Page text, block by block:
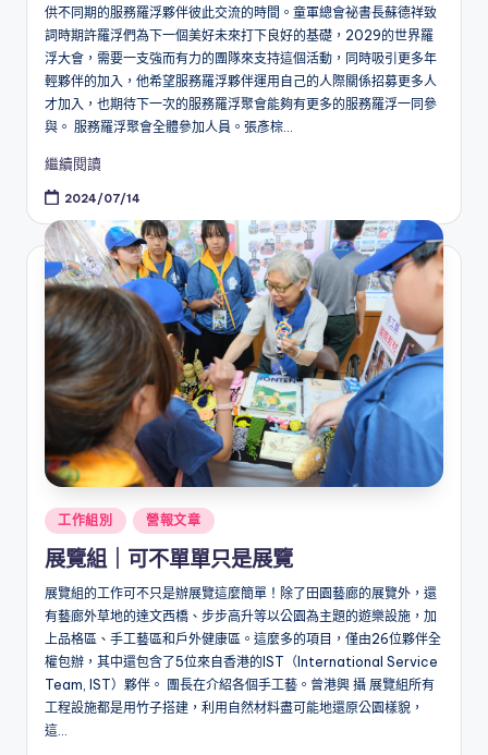
供不同期的服務羅浮夥伴彼此交流的時間。童軍總會祕書長蘇德祥致
詞時期許羅浮們為下一個美好未來打下良好的基礎，2029的世界羅
浮大會，需要一支強而有力的團隊來支持這個活動，同時吸引更多年
輕夥伴的加入，他希望服務羅浮夥伴運用自己的人際關係招募更多人
才加入，也期待下一次的服務羅浮聚會能夠有更多的服務羅浮一同參
與。 服務羅浮聚會全體參加人員。張彥棕...
繼續閱讀
2024/07/14
Posted
工作組別 營報文章
展覽組｜可不單單只是展覽
展覽組的工作可不只是辦展覽這麼簡單！除了田園藝廊的展覽外，還
有藝廊外草地的達文西橋、步步高升等以公園為主題的遊樂設施，加
上品格區、手工藝區和戶外健康區。這麼多的項目，僅由26位夥伴全
權包辦，其中還包含了5位來自香港的IST（International Service
Team, IST）夥伴。 團長在介紹各個手工藝。曾港興 攝 展覽組所有
工程設施都是用竹子搭建，利用自然材料盡可能地還原公園樣貌，
這...